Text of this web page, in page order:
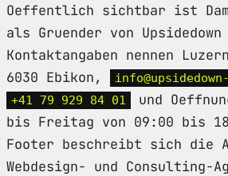
Oeffentlich sichtbar ist
als Gruender von
Kontaktangaben nennen
6030 Ebikon,
+41 79 929 84 01
und
bis Freitag von 09:00 bis
Footer beschreibt sich die
Webdesign- und Consulting-